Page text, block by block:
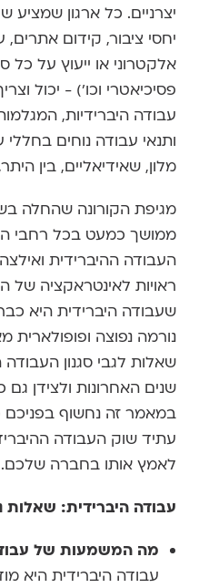
יצרניים. כל ארגון שמציע
יחסי ציבור, קידום
אלקטרוני או ייעוץ על כל
פסיכיאטרי וכו') - יכול
עבודה היברידיות,
ותנאי עבודה נוחים
מלון, שאידיאליים, בין
ממושך כמעט בכל רחבי
העבודה ההיברידית
ראויות לאינטראקציה
שעבודה היברידית היא
נורמה נפוצה ופופולארית
שנים האחרונות ולצידן גם
במאמר זה נחשוף
עתיד שוק העבודה
לאמץ אותו בחברה שלכם.
עבודה היברידית: שאלות
מה המשמעות של
עבודה היברידית היא